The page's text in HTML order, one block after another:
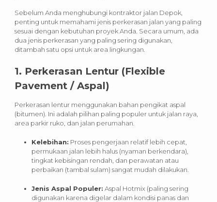
Sebelum Anda menghubungi kontraktor jalan Depok,
penting untuk memahami jenis perkerasan jalan yang paling
sesuai dengan kebutuhan proyek Anda. Secara umum, ada
dua jenis perkerasan yang paling sering digunakan,
ditambah satu opsi untuk area lingkungan.
1. Perkerasan Lentur (Flexible
Pavement / Aspal)
Perkerasan lentur menggunakan bahan pengikat aspal
(bitumen). Ini adalah pilihan paling populer untuk jalan raya,
area parkir ruko, dan jalan perumahan.
Kelebihan: Proses pengerjaan relatif lebih cepat,
permukaan jalan lebih halus (nyaman berkendara),
tingkat kebisingan rendah, dan perawatan atau
perbaikan (tambal sulam) sangat mudah dilakukan.
Jenis Aspal Populer: Aspal Hotmix (paling sering
digunakan karena digelar dalam kondisi panas dan